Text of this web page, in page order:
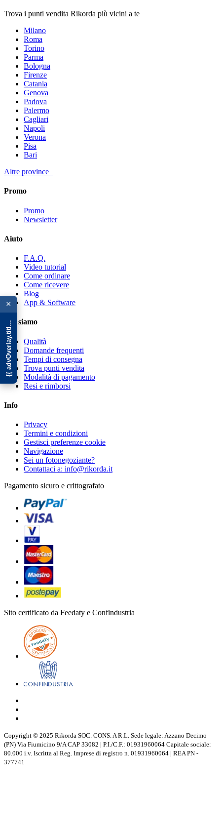
×
{{ advOverlay.title || 'Promo' }}
Trova i punti vendita Rikorda più vicini a te
Milano
Roma
Torino
Parma
Bologna
Firenze
Catania
Genova
Padova
Palermo
Cagliari
Napoli
Verona
Pisa
Bari
Altre province
Promo
Promo
Newsletter
Aiuto
F.A.Q.
Video tutorial
Come ordinare
Come ricevere
Blog
App & Software
Chi siamo
Qualità
Domande frequenti
Tempi di consegna
Trova punti vendita
Modalità di pagamento
Resi e rimborsi
Info
Privacy
Termini e condizioni
Gestisci preferenze cookie
Navigazione
Sei un fotonegoziante?
Contattaci a: info@rikorda.it
Pagamento sicuro e crittografato
Sito certificato da Feedaty e Confindustria
Copyright © 2025 Rikorda SOC. CONS. A R.L. Sede legale: Azzano Decimo
(PN) Via Fiumicino 9/A CAP 33082 | P.I./C.F.: 01931960064 Capitale sociale:
80.000 i.v. Iscritta al Reg. Imprese di registro n. 01931960064 | REA PN -
377741